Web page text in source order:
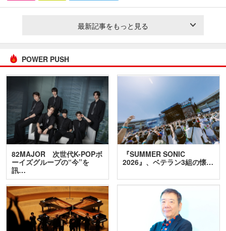
最新記事をもっと見る
POWER PUSH
82MAJOR 次世代K-POPボ
ーイズグループの“今”を
訊…
『SUMMER SONIC
2026』、ベテラン3組の懐…